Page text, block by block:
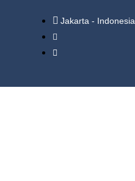
Jakarta - Indonesia